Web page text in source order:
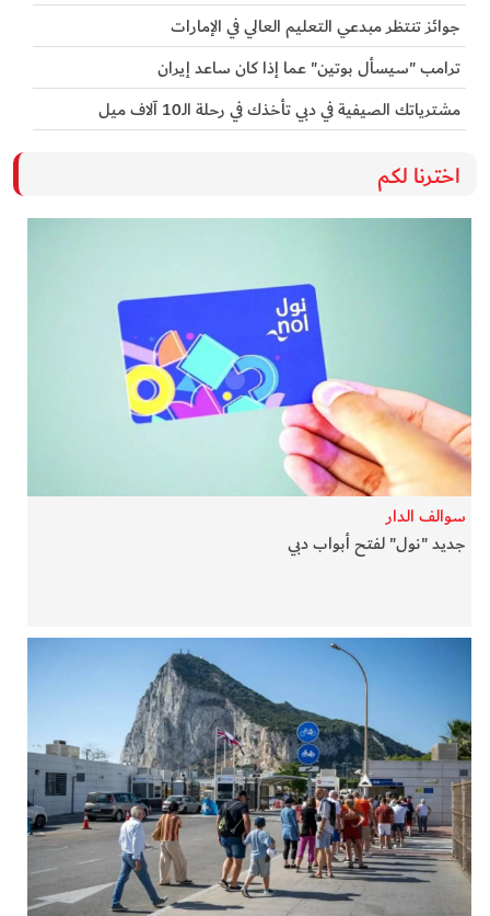
جوائز تنتظر مبدعي التعليم العالي في الإمارات
ترامب "سيسأل بوتين" عما إذا كان ساعد إيران
مشترياتك الصيفية في دبي تأخذك في رحلة الـ10 آلاف ميل
اخترنا لكم
سوالف الدار
جديد "نول" لفتح أبواب دبي